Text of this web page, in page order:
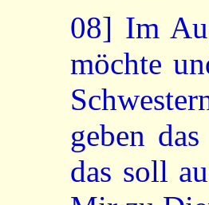
08] Im
möchte
geben
das soll